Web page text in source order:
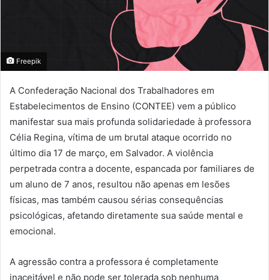
Freepik
A Confederação Nacional dos Trabalhadores em
Estabelecimentos de Ensino (CONTEE) vem a público
manifestar sua mais profunda solidariedade à professora
Célia Regina, vítima de um brutal ataque ocorrido no
último dia 17 de março, em Salvador. A violência
perpetrada contra a docente, espancada por familiares de
um aluno de 7 anos, resultou não apenas em lesões
físicas, mas também causou sérias consequências
psicológicas, afetando diretamente sua saúde mental e
emocional.
A agressão contra a professora é completamente
inaceitável e não pode ser tolerada sob nenhuma